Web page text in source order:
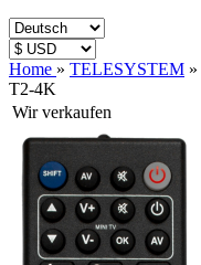
Home » TELESYSTEM »
T2-4K
Wir verkaufen